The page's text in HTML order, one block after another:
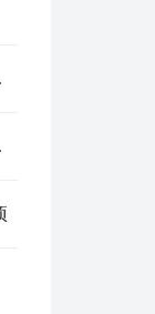
法）
法